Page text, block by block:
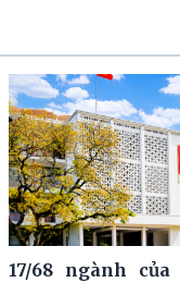
17/68 ngành